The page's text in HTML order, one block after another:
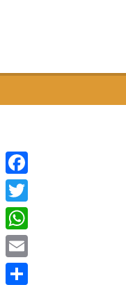
Facebook
Twitter
WhatsApp
Email